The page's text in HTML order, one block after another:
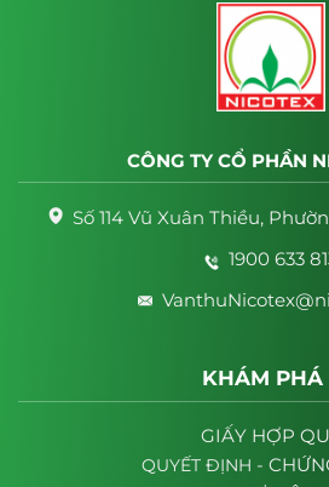
CÔNG TY CỔ PHẦN
Số 114 Vũ Xuân Thiều,
1900 633
KHÁM PHÁ
GIẤY HỢP
QUYẾT ĐỊNH -